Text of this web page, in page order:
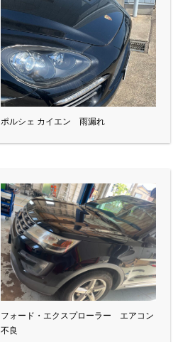
ポルシェ カイエン 雨漏れ
フォード・エクスプローラー エアコン
不良